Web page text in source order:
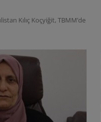
Kılıç Koçyiğit, TBMM’de